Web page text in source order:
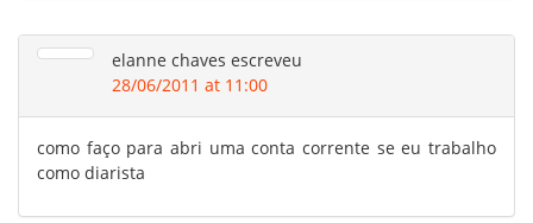
elanne chaves escreveu
28/06/2011 at 11:00
como faço para abri uma conta corrente se eu trabalho
como diarista